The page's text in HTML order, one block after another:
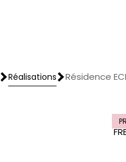
Réalisations
Réalisations
Résidence